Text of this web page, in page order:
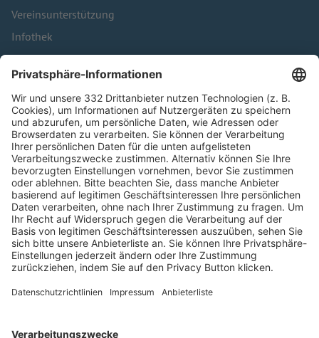
Vereinsunterstützung
Infothek
Kontakt
HÄUFIG BESUCHTE SEITEN
Pässe und Vereinswechsel
Trainerausbildung
Schulungsangebot Vereinsmitarbeiter
BFV-Geschäftsstellen
Trainerbörse
Login SpielPlus
FOLGE DEM BFV